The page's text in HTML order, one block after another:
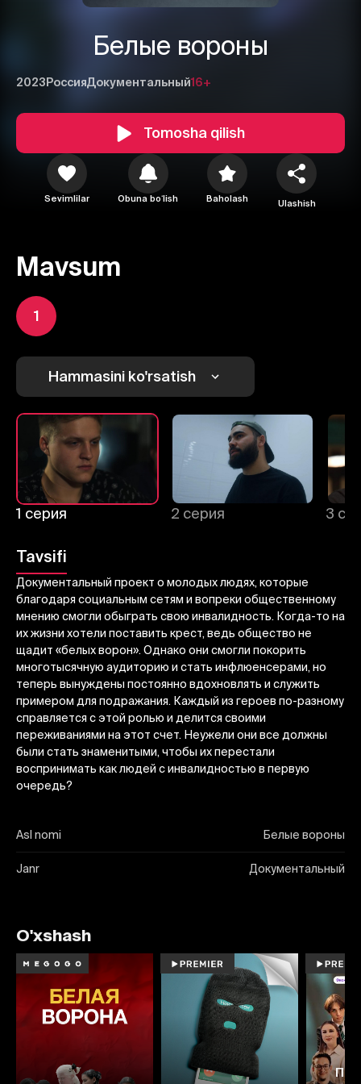
Белые вороны
2023 РоссияДокументальный16+
Tomosha qilish
Sevimlilar Obuna boʻlish Baholash Ulashish
Mavsum
1
Hammasini ko'rsatish
1 серия 2 серия 3
Tavsifi
Документальный проект о молодых людях, которые
благодаря социальным сетям и вопреки общественному
мнению смогли обыграть свою инвалидность. Когда-то на
их жизни хотели поставить крест, ведь общество не
щадит «белых ворон». Однако они смогли покорить
многотысячную аудиторию и стать инфлюенсерами, но
теперь вынуждены постоянно вдохновлять и служить
примером для подражания. Каждый из героев по-разному
справляется с этой ролью и делится своими
переживаниями на этот счет. Неужели они все должны
были стать знаменитыми, чтобы их перестали
воспринимать как людей с инвалидностью в первую
очередь?
Asl nomi Белые вороны
Janr Документальный
1 2
Yuborish
O'xshash
Bekor qilish Tizimga kirish